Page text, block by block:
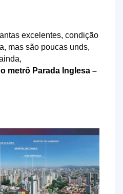
excelentes, condição
mas são poucas unds,
metrô Parada Inglesa –